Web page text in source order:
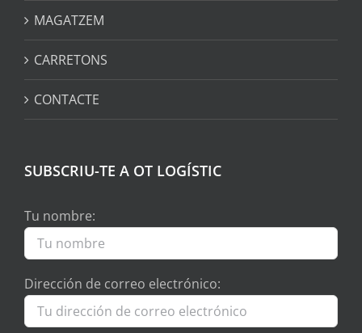
MAGATZEM
CARRETONS
CONTACTE
SUBSCRIU-TE A OT LOGÍSTIC
Tu nombre:
Dirección de correo electrónico: